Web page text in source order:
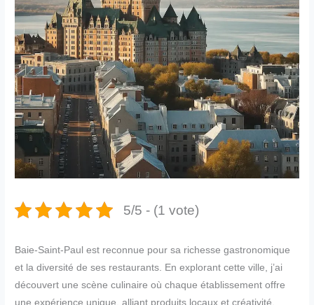
5/5 - (1 vote)
Baie-Saint-Paul est reconnue pour sa richesse gastronomique
et la diversité de ses restaurants. En explorant cette ville, j’ai
découvert une scène culinaire où chaque établissement offre
une expérience unique, alliant produits locaux et créativité.